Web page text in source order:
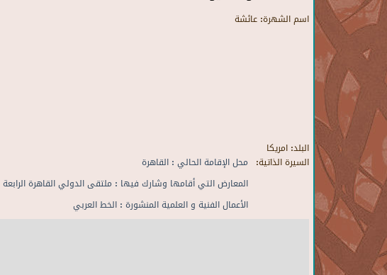
اسم الشهرة: عائشة
البلد: امريكا
السيرة الذاتية: محل الإقامة الحالي : القاهرة
المعارض التي أقامها وشارك فيها : ملتقى الدولي القاهرة الرابعة
الأعمال الفنية و العلمية المنشورة : الخط العربي